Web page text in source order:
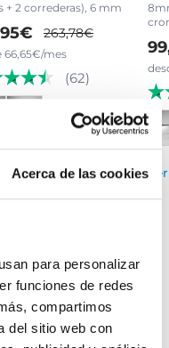
Acerca de las cookies
para personalizar
funciones de redes
compartimos
del sitio web con
+ 2 correderas), 6 mm
263,78€
66,65€/mes
(62)